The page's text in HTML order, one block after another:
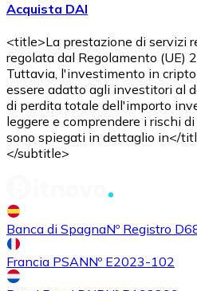
AcquistareAvalanche
Acquistare
SHIB
Acquista DAI
<title>La prestazione di servizi
regolata dal Regolamento (UE)
Tuttavia, l'investimento in
essere adatto agli investitori al
di perdita totale dell'importo
leggere e comprendere i rischi
sono spiegati in dettaglio in</
</subtitle>
Banca di SpagnaNº Registro
Francia PSANNº E2023-102